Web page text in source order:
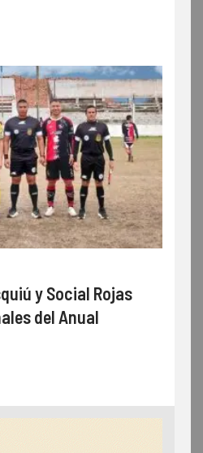
y Social Rojas
del Anual